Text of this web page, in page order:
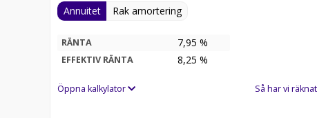
Annuitet Rak amortering
RÄNTA 7,95 %
EFFEKTIV RÄNTA 8,25 %
Öppna kalkylator Så har vi räknat